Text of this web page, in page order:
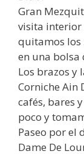
Gran
visita interior
quitamos los
en una bolsa
Los brazos y
Corniche Ain
cafés, bares
poco y
Paseo por el
Dame De